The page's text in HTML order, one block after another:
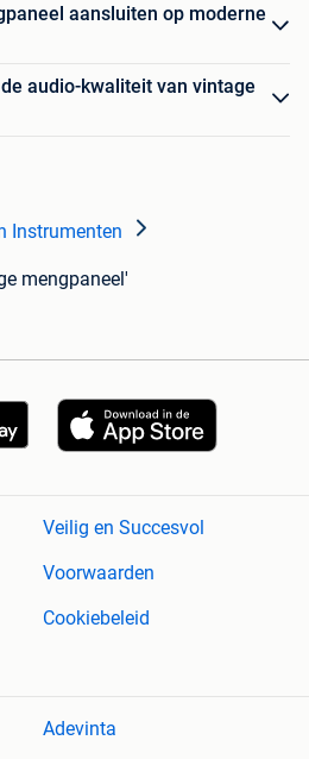
aansluiten op moderne
audio-kwaliteit van vintage
Instrumenten
mengpaneel'
Veilig en Succesvol
Voorwaarden
Cookiebeleid
Adevinta